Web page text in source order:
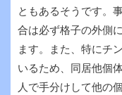
ともあるそうです。
合は必ず格子の外側
ます。また、特にチ
いるため、同居他個
人で手分けして他の